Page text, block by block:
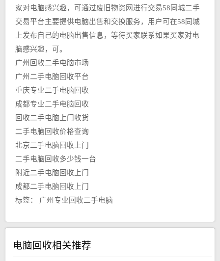
家对电脑感兴趣，可通过废旧物资网进行交易58同城二手
交易平台主要提供电脑出售和交换服务，用户可在58同城
上发布自己的电脑出售信息，等待买家联系如果买家对电
脑感兴趣，可。
广州回收二手电脑市场
广州二手电脑回收平台
重庆专业二手电脑回收
成都专业二手电脑回收
回收二手电脑上门收货
二手电脑回收价格查询
北京二手电脑回收上门
二手电脑回收多少钱一台
附近二手电脑回收上门
成都二手电脑回收上门
标签：
广州专业回收二手电脑
电脑回收相关推荐